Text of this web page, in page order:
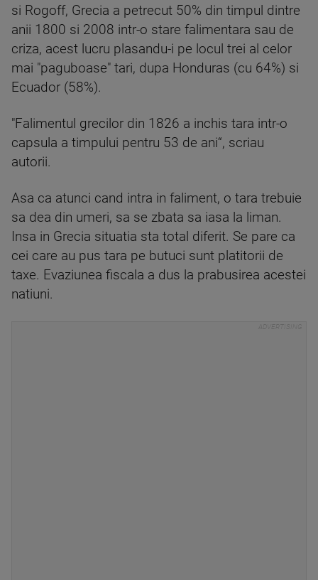
si Rogoff, Grecia a petrecut 50% din timpul dintre
anii 1800 si 2008 intr-o stare falimentara sau de
criza, acest lucru plasandu-i pe locul trei al celor
mai "paguboase" tari, dupa Honduras (cu 64%) si
Ecuador (58%).
"Falimentul grecilor din 1826 a inchis tara intr-o
capsula a timpului pentru 53 de ani“, scriau
autorii.
Asa ca atunci cand intra in faliment, o tara trebuie
sa dea din umeri, sa se zbata sa iasa la liman.
Insa in Grecia situatia sta total diferit. Se pare ca
cei care au pus tara pe butuci sunt platitorii de
taxe. Evaziunea fiscala a dus la prabusirea acestei
natiuni.